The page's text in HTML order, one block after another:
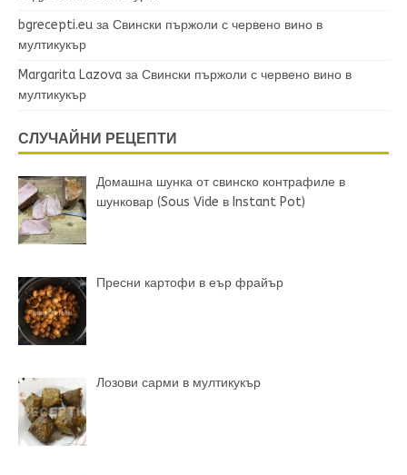
bgrecepti.eu за Свински пържоли с червено вино в
мултикукър
Margarita Lazova за Свински пържоли с червено вино в
мултикукър
СЛУЧАЙНИ РЕЦЕПТИ
Домашна шунка от свинско контрафиле в
шунковар (Sous Vide в Instant Pot)
Пресни картофи в еър фрайър
Лозови сарми в мултикукър